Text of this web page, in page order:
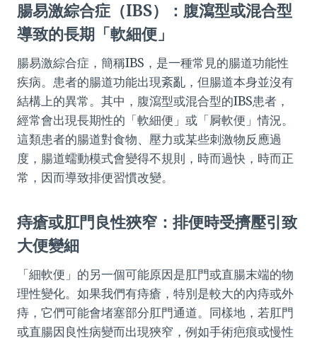
腸易激綜合症（IBS）：腹瀉型或混合型
導致的長期「軟細便」
腸易激綜合症，簡稱IBS，是一種常見的腸道功能性
疾病。患者的腸道功能出現紊亂，但腸道本身並沒有
結構上的異常。其中，腹瀉型或混合型的IBS患者，
經常會出現長期性的「軟細便」或「屙軟便」情況。
這類患者的腸道對食物、壓力或某些刺激物反應過
度，腸道蠕動模式會變得不規則，時而過快，時而正
常，因而導致排便習慣改變。
痔瘡或肛門良性狹窄：排便時受擠壓引致
大便變細
「細軟便」的另一個可能原因是肛門或直腸末端的物
理性變化。如果我們有痔瘡，特別是較大的內痔或外
痔，它們可能會堵塞部分肛門通道。同樣地，若肛門
或直腸因良性病變而出現狹窄，例如手術疤痕或慢性